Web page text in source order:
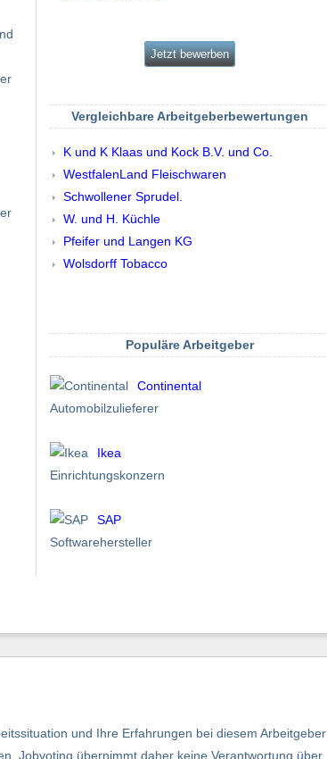
Jetzt bewerben
Vergleichbare Arbeitgeberbewertungen
K und K Klaas und Kock B.V. und Co.
WestfalenLand Fleischwaren
Schwollener Sprudel.
W. und H. Küchle
Pfeifer und Langen KG
Wolsdorff Tobacco
Populäre Arbeitgeber
Continental
Automobilzulieferer
Ikea
Einrichtungskonzern
SAP
Softwarehersteller
und Ihre Erfahrungen bei diesem Arbeitgeber
Jobvoting übernimmt daher keine Verantwortung über